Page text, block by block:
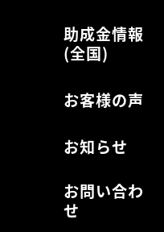
助成金情報
(全国)
お客様の声
お知らせ
お問い合わ
せ